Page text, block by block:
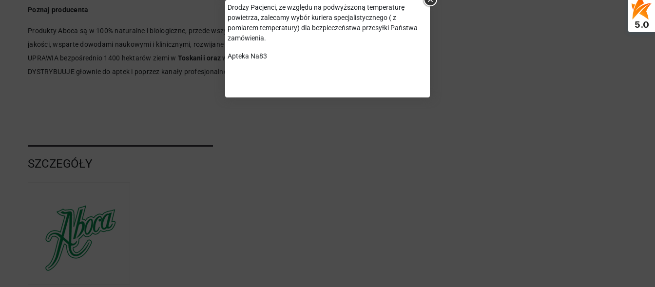
Poznaj producenta
Produkty Aboca są w 100% naturalne i biologiczne, przede wszystkim to wyroby medyczne oraz suplementy diety najwyższej
jakości, wsparte dowodami naukowymi i klinicznymi, rozwijane poprzez ciągłe badania i zaawansowane technologie. Aboca
UPRAWIA bezpośrednio 1400 hektarów ziemi w Toskanii oraz w Umbrii,stosując metodę
DYSTRYBUUJE głownie do aptek i poprzez kanały profesjonalne, we Włoszech oraz w 13 innych krajach na świecie.
SZCZEGÓŁY
5.0
Drodzy Pacjenci, ze względu na podwyższoną temperaturę
powietrza, zalecamy wybór kuriera specjalistycznego ( z
pomiarem temperatury) dla bezpieczeństwa przesyłki Państwa
zamówienia.
Apteka Na83